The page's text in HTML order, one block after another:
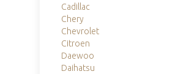
Cadillac
Chery
Chevrolet
Citroen
Daewoo
Daihatsu